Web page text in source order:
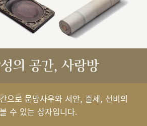
의 공간, 사랑방
으로 문방사우와 서안, 출세, 선비의
수 있는 상자입니다.